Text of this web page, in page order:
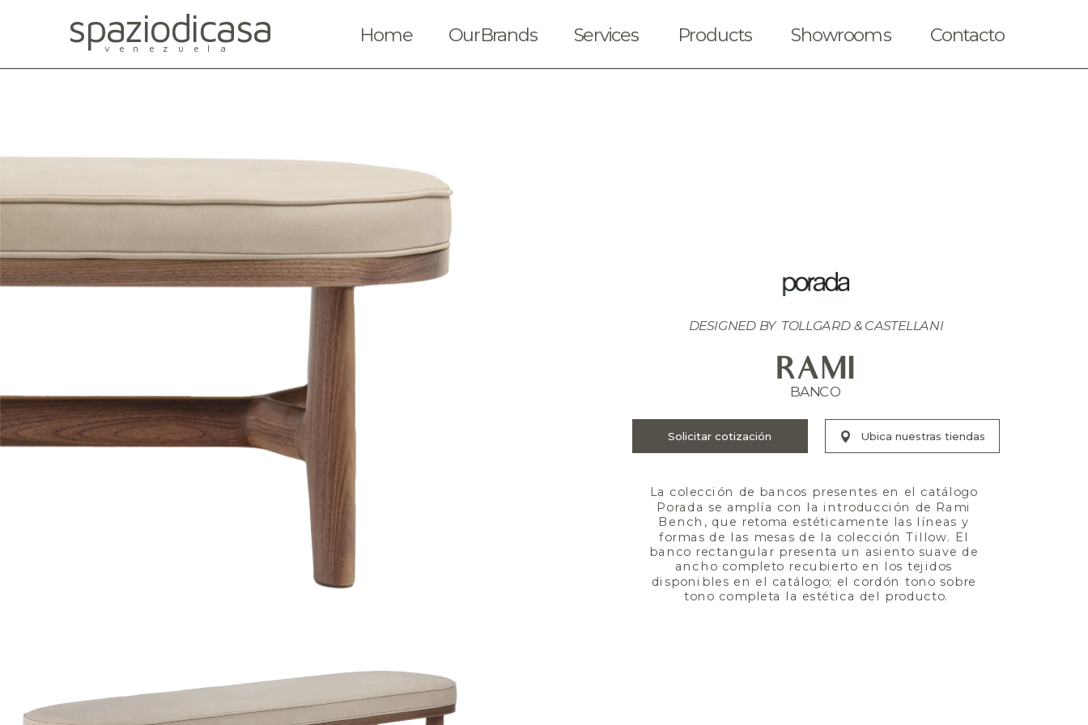
Ubica nuestras tiendas
DESIGNED BY TOLLGARD & CASTELLANI
RAMI
BANCO
La colección de bancos presentes en el catálogo
Porada se amplía con la introducción de Rami
Bench, que retoma estéticamente las líneas y
formas de las mesas de la colección Tillow. El
banco rectangular presenta un asiento suave de
ancho completo recubierto en los tejidos
disponibles en el catálogo; el cordón tono sobre
tono completa la estética del producto.
Home OurBrands Services Products Showrooms Contacto
spaziodicasa
venezuela